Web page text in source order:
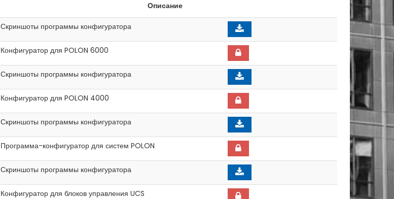
Описание
Скриншоты программы конфигуратора
Конфигуратор для POLON 6000
Скриншоты программы конфигуратора
Конфигуратор для POLON 4000
Скриншоты программы конфигуратора
Программа-конфигуратор для систем POLON
Скриншоты программы конфигуратора
Конфигуратор для блоков управления UCS